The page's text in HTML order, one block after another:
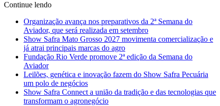
Continue lendo
Organização avança nos preparativos da 2ª Semana do
Aviador, que será realizada em setembro
Show Safra Mato Grosso 2027 movimenta comercialização e
já atrai principais marcas do agro
Fundação Rio Verde promove 2ª edição da Semana do
Aviador
Leilões, genética e inovação fazem do Show Safra Pecuária
um polo de negócios
Show Safra Connect a união da tradição e das tecnologias que
transformam o agronegócio